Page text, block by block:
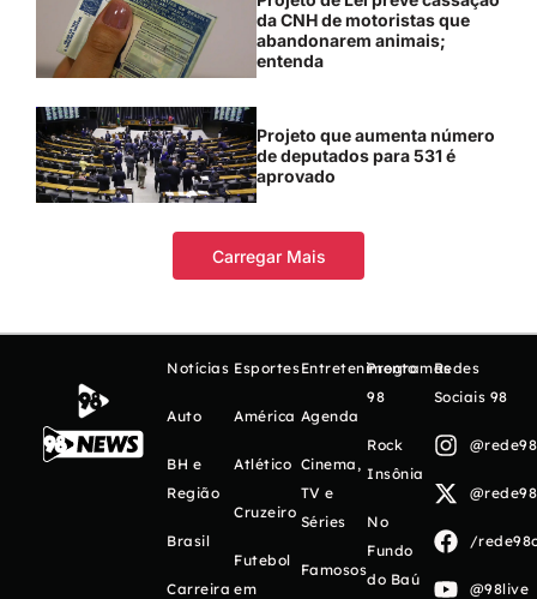
da CNH de motoristas que
abandonarem animais;
entenda
Projeto que aumenta número
de deputados para 531 é
aprovado
Carregar Mais
Notícias
Auto
BH e
Região
Brasil
Carreira
Esportes
América
Atlético
Cruzeiro
Futebol
em
Entretenimento
Agenda
Cinema,
TV e
Séries
Famosos
Programas
98
Rock
Insônia
No
Fundo
do Baú
Redes
Sociais 98
/
@98live